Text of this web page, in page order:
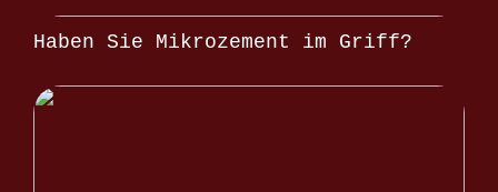
Haben Sie Mikrozement im Griff?